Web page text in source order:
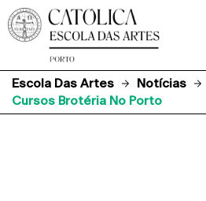
Escola Das Artes
Notícias
Cursos Brotéria No Porto